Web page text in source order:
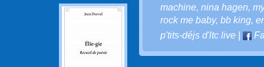
machine, nina hagen,
rock me baby, bb king,
p'tits-déjs d'ltc live